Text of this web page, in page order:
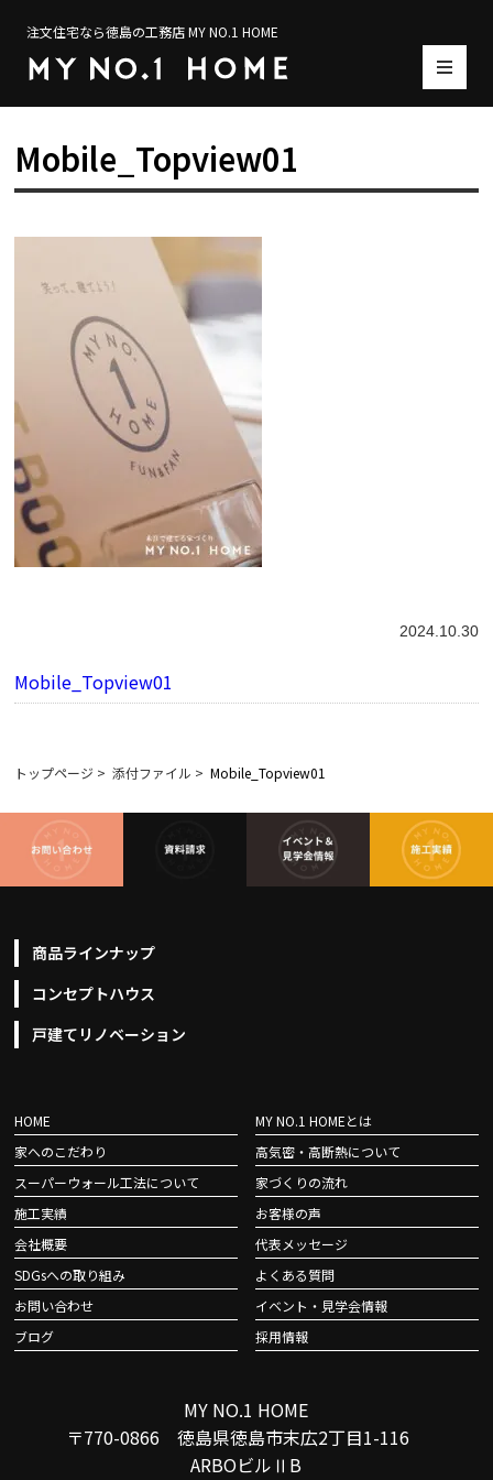
注文住宅なら徳島の工務店 MY NO.1 HOME
Mobile_Topview01
2024.10.30
Mobile_Topview01
トップページ > 添付ファイル > Mobile_Topview01
商品ラインナップ
コンセプトハウス
戸建てリノベーション
HOME
MY NO.1 HOMEとは
家へのこだわり
高気密・高断熱について
スーパーウォール工法について
家づくりの流れ
施工実績
お客様の声
会社概要
代表メッセージ
SDGsへの取り組み
よくある質問
お問い合わせ
イベント・見学会情報
ブログ
採用情報
MY NO.1 HOME
〒770-0866 徳島県徳島市末広2丁目1-116
ARBOビルⅡB